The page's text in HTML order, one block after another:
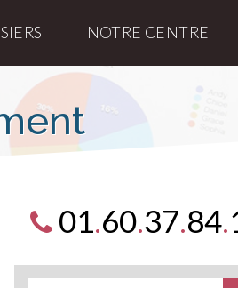
NOTRE CENTRE
01.60.37.84.